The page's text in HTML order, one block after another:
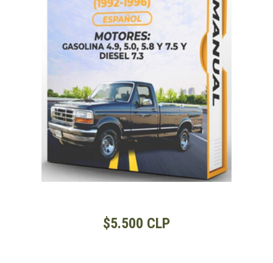
$5.500 CLP